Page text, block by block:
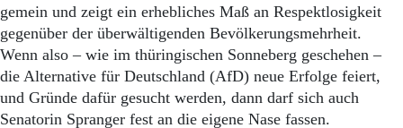
gemein und zeigt ein erhebliches Maß an Respektlosigkeit
gegenüber der überwältigenden Bevölkerungsmehrheit.
Wenn also – wie im thüringischen Sonneberg geschehen –
die Alternative für Deutschland (AfD) neue Erfolge feiert,
und Gründe dafür gesucht werden, dann darf sich auch
Senatorin Spranger fest an die eigene Nase fassen.